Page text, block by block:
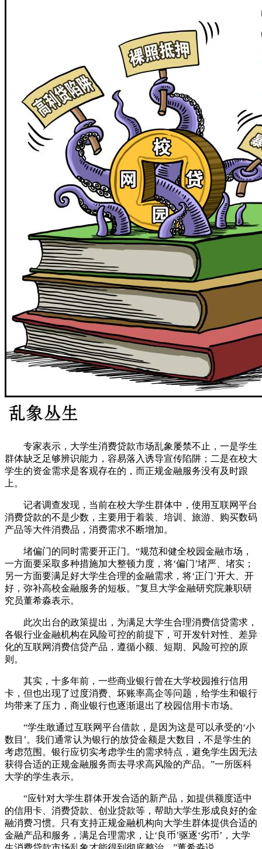
专家表示，大学生消费贷款市场乱象屡禁不止，一是学生
群体缺乏足够辨识能力，容易落入诱导宣传陷阱；二是在校大
学生的资金需求是客观存在的，而正规金融服务没有及时跟
上。
记者调查发现，当前在校大学生群体中，使用互联网平台
消费贷款的不是少数，主要用于着装、培训、旅游、购买数码
产品等大件消费品，消费需求不断增加。
堵偏门的同时需要开正门。“规范和健全校园金融市场，
一方面要采取多种措施加大整顿力度，将‘偏门’堵严、堵实；
另一方面要满足好大学生合理的金融需求，将‘正门’开大、开
好，弥补高校金融服务的短板。”复旦大学金融研究院兼职研
究员董希淼表示。
此次出台的政策提出，为满足大学生合理消费信贷需求，
各银行业金融机构在风险可控的前提下，可开发针对性、差异
化的互联网消费信贷产品，遵循小额、短期、风险可控的原
则。
其实，十多年前，一些商业银行曾在大学校园推行信用
卡，但也出现了过度消费、坏账率高企等问题，给学生和银行
均带来了压力，商业银行也逐渐退出了校园信用卡市场。
“学生敢通过互联网平台借款，是因为这是可以承受的‘小
数目’。我们通常认为银行的放贷金额是大数目，不是学生的
考虑范围。银行应切实考虑学生的需求特点，避免学生因无法
获得合适的正规金融服务而去寻求高风险的产品。”一所医科
大学的学生表示。
“应针对大学生群体开发合适的新产品，如提供额度适中
的信用卡、消费贷款、创业贷款等，帮助大学生形成良好的金
融消费习惯。只有支持正规金融机构向大学生群体提供合适的
金融产品和服务，满足合理需求，让‘良币’驱逐‘劣币’，大学